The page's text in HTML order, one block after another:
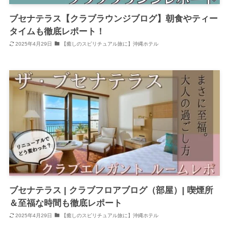
ブセナテラス【クラブラウンジブログ】朝食やティー
タイムも徹底レポート！
2025年4月29日 【癒しのスピリチュアル旅に】沖縄ホテル
ブセナテラス | クラブフロアブログ（部屋）| 喫煙所
＆至福な時間も徹底レポート
2025年4月29日 【癒しのスピリチュアル旅に】沖縄ホテル